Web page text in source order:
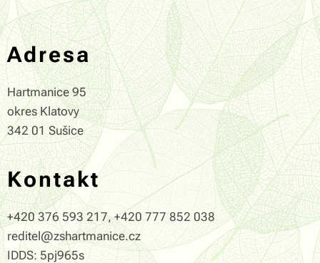
Adresa
Hartmanice 95
okres Klatovy
342 01 Sušice
Kontakt
+420 376 593 217, +420 777 852 038
reditel@zshartmanice.cz
IDDS: 5pj965s